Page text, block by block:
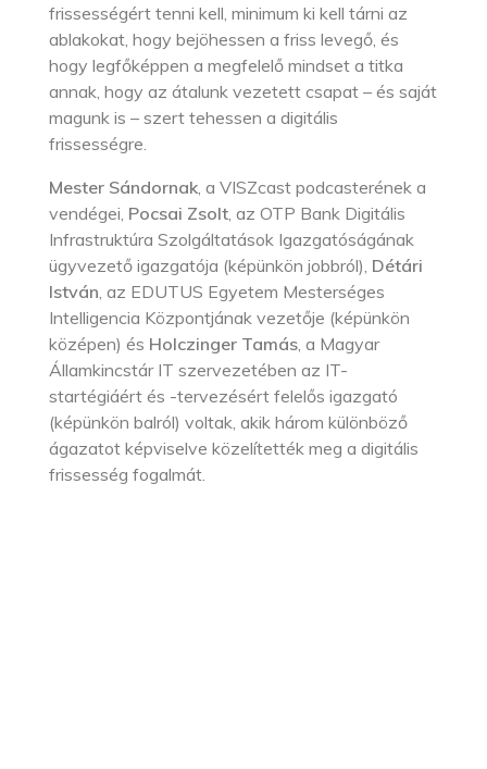
frissességért tenni kell, minimum ki kell tárni az
ablakokat, hogy bejöhessen a friss levegő, és
hogy legfőképpen a megfelelő mindset a titka
annak, hogy az átalunk vezetett csapat – és saját
magunk is – szert tehessen a digitális
frissességre.
Mester Sándornak , a VISZcast podcasterének a
vendégei, Pocsai Zsolt , az OTP Bank Digitális
Infrastruktúra Szolgáltatások Igazgatóságának
ügyvezető igazgatója (képünkön jobbról), Détári
István , az EDUTUS Egyetem Mesterséges
Intelligencia Központjának vezetője (képünkön
középen) és Holczinger Tamás , a Magyar
Államkincstár IT szervezetében az IT-
startégiáért és -tervezésért felelős igazgató
(képünkön balról) voltak, akik három különböző
ágazatot képviselve közelítették meg a digitális
frissesség fogalmát.